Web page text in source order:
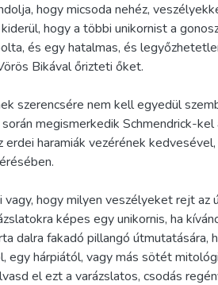
hogy micsoda nehéz,
hogy a többi unikornist a
és egy hatalmas, és
Bikával őrizteti őket.
szerencsére nem kell egyedül
megismerkedik Schmendrick-
erdei haramiák vezérének
vagy, hogy milyen veszélyeket rejt az
képes egy unikornis, ha
dalra fakadó pillangó útmutatására,
egy hárpiától, vagy más sötét
el ezt a varázslatos, csodás